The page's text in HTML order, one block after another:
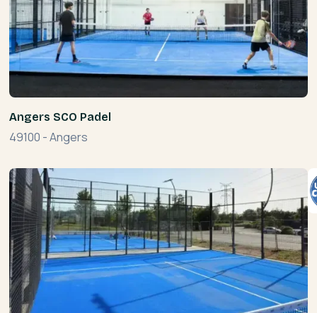
Angers SCO Padel
49100 -Angers